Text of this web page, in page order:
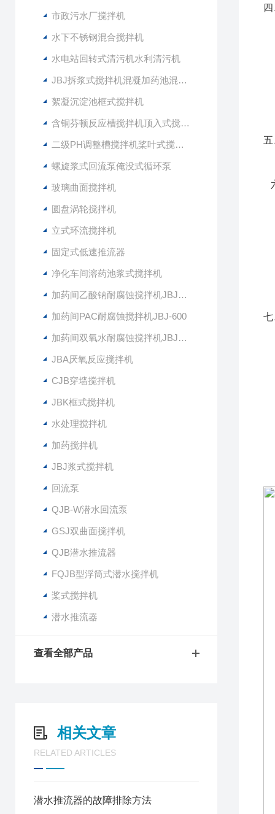
市政污水厂搅拌机
水下不锈钢混合搅拌机
水电站回转式清污机水利清污机
JBJ拆浆式搅拌机混凝加药池混合型搅拌器
絮凝沉淀池框式搅拌机
含铜芬顿反应槽搅拌机顶入式搅拌器
二级PH调整槽搅拌机桨叶式搅拌器
螺旋浆式回流泵俺没式循环泵
玻璃曲面搅拌机
圆盘涡轮搅拌机
立式环流搅拌机
固定式低速推流器
净化车间溶药池浆式搅拌机
加药间乙酸钠耐腐蚀搅拌机JBJ-400
加药间PAC耐腐蚀搅拌机JBJ-600
加药间双氧水耐腐蚀搅拌机JBJ-300
JBA厌氧反应搅拌机
CJB穿墙搅拌机
JBK框式搅拌机
水处理搅拌机
加药搅拌机
JBJ浆式搅拌机
回流泵
QJB-W潜水回流泵
GSJ双曲面搅拌机
QJB潜水推流器
FQJB型浮筒式潜水搅拌机
桨式搅拌机
潜水推流器
查看全部产品
相关文章
RELATED ARTICLES
潜水推流器的故障排除方法
七